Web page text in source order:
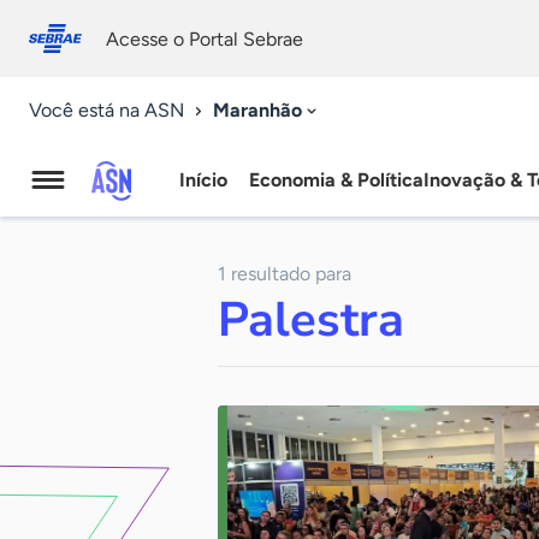
conosco
Acesse o Portal Sebrae
Você está na ASN Maranhão
Agência
Notícias
Início Economia & PolíticaInovação &
1 resultado para
Palestra